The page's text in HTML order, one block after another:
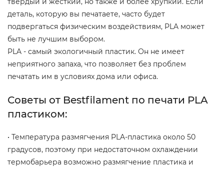
деталь, которую вы печатаете, часто будет
подвергаться физическим воздействиям, PLA может
быть не лучшим выбором.
PLA - самый экологичный пластик. Он не имеет
неприятного запаха, что позволяет без проблем
печатать им в условиях дома или офиса.
Советы от Bestfilament по печати PLA
пластиком:
• Температура размягчения PLA-пластика около 50
градусов, поэтому при недостаточном охлаждении
термобарьера возможно размягчение пластика и